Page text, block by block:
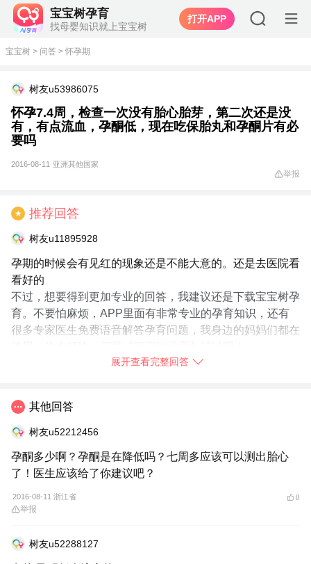
宝宝树孕育
找母婴知识就上宝宝树
打开APP
宝宝树 > 问答 > 怀孕期
树友u53986075
怀孕7.4周，检查一次没有胎心胎芽，第二次还是没
有，有点流血，孕酮低，现在吃保胎丸和孕酮片有必
要吗
2016-08-11 亚洲其他国家
举报
★ 推荐回答
树友u11895928
孕期的时候会有见红的现象还是不能大意的。还是去医院看
看好的
不过，想要得到更加专业的回答，我建议还是下载宝宝树孕
育。不要怕麻烦，APP里面有非常专业的孕育知识，还有
很多专家医生免费语音解答孕育问题，我身边的妈妈们都在
展开查看完整回答
其他回答
树友u52212456
孕酮多少啊？孕酮是在降低吗？七周多应该可以测出胎心
了！医生应该给了你建议吧？
2016-08-11 浙江省 0
举报
树友u52288127